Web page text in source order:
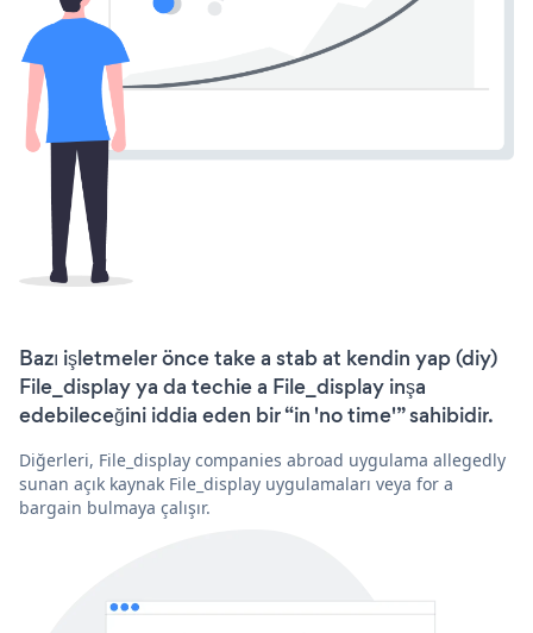
Bazı işletmeler önce take a stab at kendin yap (diy)
File_display ya da techie a File_display inşa
edebileceğini iddia eden bir “in 'no time'” sahibidir.
Diğerleri, File_display companies abroad uygulama allegedly
sunan açık kaynak File_display uygulamaları veya for a
bargain bulmaya çalışır.